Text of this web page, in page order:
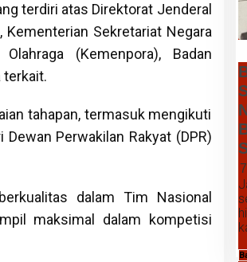
terdiri atas Direktorat Jenderal
Sekretariat Negara
(Kemenpora), Badan
terkait.
tahapan, termasuk mengikuti
Perwakilan Rakyat (DPR)
dalam Tim Nasional
maksimal dalam kompetisi